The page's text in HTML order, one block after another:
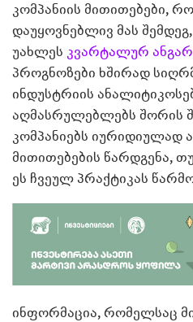
კომპანიის მითითებები,
დაუყოვნებლივ მას
უახლეს კვარტალურ
პროგნოზები ხშირად
ინდუსტრიის
აღმასრულებლებს შორის
კომპანიებს იურიდიულად
მითითებების წარდგენა,
ეს ჩვეულ პრაქტიკას
ინფორმაცია, რომელსაც